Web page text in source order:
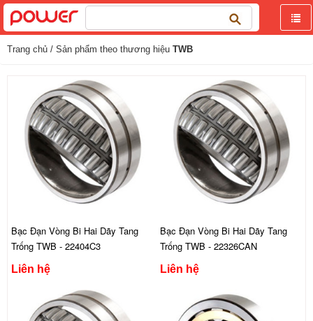
Tìm
kiếm
Trang chủ / Sản phẩm theo thương hiệu TWB
Bạc Đạn Vòng Bi Hai Dãy Tang
Trống TWB - 22404C3
Liên hệ
Bạc Đạn Vòng Bi Hai Dãy Tang
Trống TWB - 22326CAN
Liên hệ